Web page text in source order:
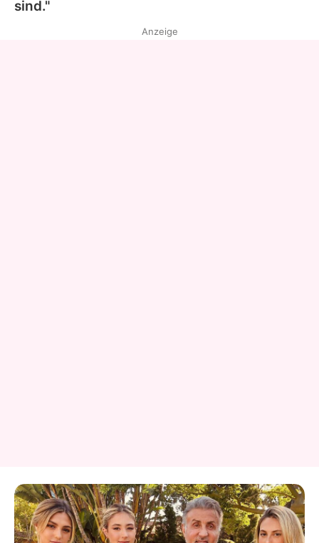
sind."
Anzeige